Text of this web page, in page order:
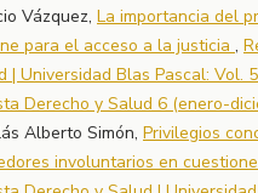
Vázquez, La importancia del
para el acceso a la justicia ,
| Universidad Blas Pascal: Vol.
Derecho y Salud 6 (enero-
Alberto Simón, Privilegios
involuntarios en